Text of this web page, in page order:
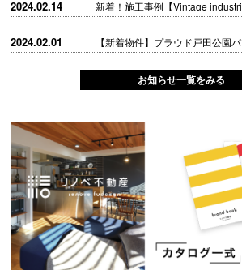
2024.02.14 新着！施工事例【Vintage
2024.02.01 【新着物件】プラウド戸田公園
お知らせ一覧をみる